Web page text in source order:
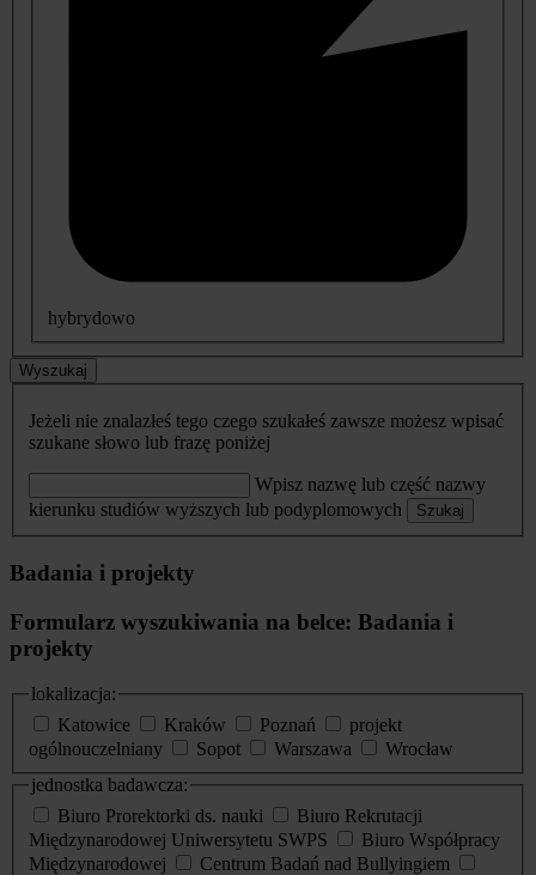
hybrydowo
Wyszukaj
Jeżeli nie znalazłeś tego czego szukałeś zawsze możesz wpisać
szukane słowo lub frazę poniżej
Wpisz nazwę lub część nazwy
kierunku studiów wyższych lub podyplomowych
Szukaj
Badania i projekty
Formularz wyszukiwania na belce: Badania i
projekty
lokalizacja:
Katowice
Kraków Poznań
projekt
ogólnouczelniany
Sopot Warszawa
Wrocław
jednostka badawcza:
Biuro Prorektorki ds. nauki
Biuro Rekrutacji
Międzynarodowej Uniwersytetu SWPS
Biuro Współpracy
Międzynarodowej
Centrum Badań nad Bullyingiem